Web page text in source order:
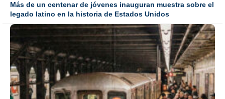
Más de un centenar de jóvenes inauguran muestra sobre el
legado latino en la historia de Estados Unidos